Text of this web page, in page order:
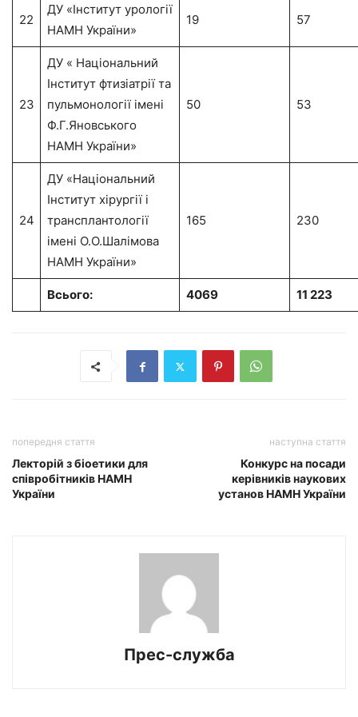
22
ДУ «Інститут урології
НАМН України»
19 57
23
ДУ « Національний
Інститут фтизіатрії та
пульмонології імені
Ф.Г.Яновського
НАМН України»
50 53
24
ДУ «Національний
Інститут хірургії і
трансплантології
імені О.О.Шалімова
НАМН України»
165 230
Всього: 4069 11 223
попередня стаття
Лекторій з біоетики для
співробітників НАМН
України
наступна стаття
Конкурс на посади
керівників наукових
установ НАМН України
Прес-служба